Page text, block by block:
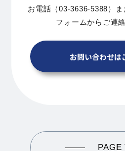
お電話（03-3636-5388）
フォームからご連
お問い合わせは
PAGE